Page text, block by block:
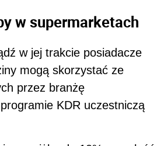
w supermarketach
w jej trakcie posiadacze
mogą skorzystać ze
przez branżę
KDR uczestniczą